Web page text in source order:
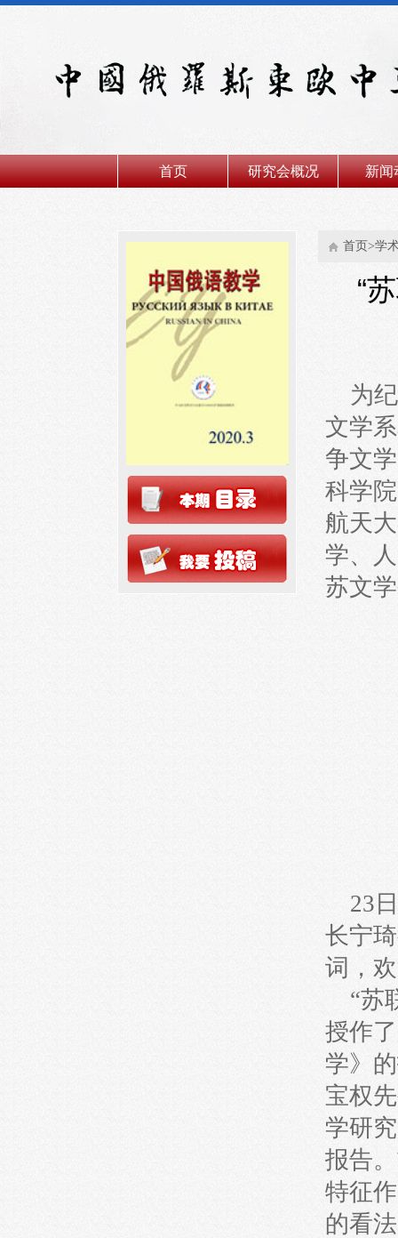
首页 研究会概况 新闻
首页>学
“
为纪
文学
争文
科学
航天
学、
苏文
23日
长宁
词，
“苏
授作
学》
宝权
学研
报告
特征
的看